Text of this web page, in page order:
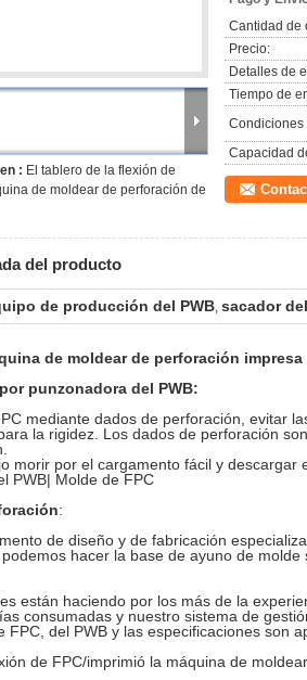
: El tablero de la flexión de
de moldear de perforación de
Cantidad de
Precio:
Detalles de
Tiempo de
Condiciones
Capacidad
del producto
de producción del PWB, sacador
de moldear de perforación
punzonadora del PWB:
mediante dados de perforación, evitar
la rigidez. Los dados de perforación
morir por el cargamento fácil y descargar
PWB| Molde de FPC
:
de diseño y de fabricación
hacer la base de ayuno de
están haciendo por los más de la
consumadas y nuestro sistema de
FPC, del PWB y las especificaciones son